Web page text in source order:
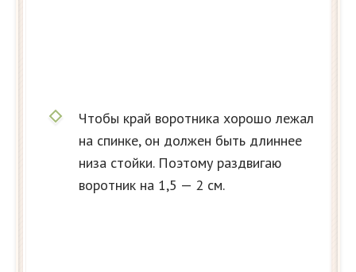
Чтобы край воротника хорошо лежал
на спинке, он должен быть длиннее
низа стойки. Поэтому раздвигаю
воротник на 1,5 — 2 см.